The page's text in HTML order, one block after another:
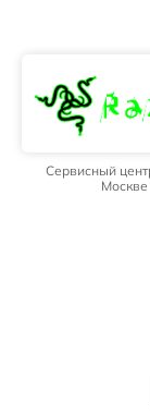
Сервисный
Москве